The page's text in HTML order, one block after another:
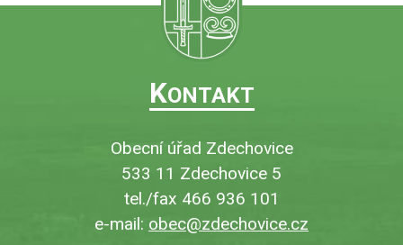
KONTAKT
Obecní úřad Zdechovice
533 11 Zdechovice 5
tel./fax 466 936 101
e-mail: obec@zdechovice.cz